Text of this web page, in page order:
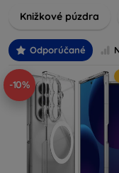
našli ten pravý
kryty sú nielen
neoddeliteľnou
milovníkov
svoju investíciu, sme
Knižkové púzdra
Odporúčané
-10%